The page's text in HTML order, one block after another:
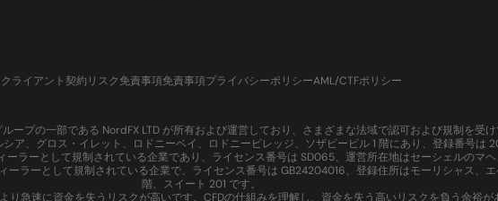
クライアント契約 リスク免責事項免責事項プライバシーポリシーAML/CTFポリシー
ープの一部である NordFX LTD が所有および運営しており、さまざまな法域で認可および規制を受け
ア、グロス・イレット、ロドニーベイ、ロドニービレッジ、ソザビービル 1 階にあり、登録番号は
ラーとして規制されている企業であり、ライセンス番号は SD065、運営所在地はセーシェルのマヘ
ラーとして規制されている企業で、ライセンス番号は GB24204016、登録住所はモーリシャス
階、スイート 201 です。
急速に資金を失うリスクが高いです。CFDの仕組みを理解し、資金を失う高いリスクを負う余裕が